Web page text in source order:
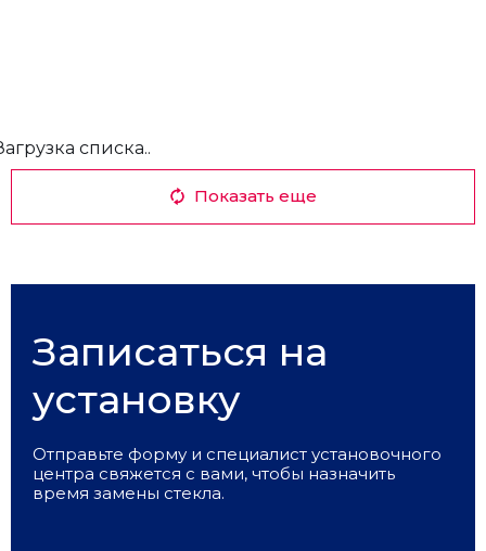
списка..
Показать еще
Записаться на
установку
Отправьте форму и специалист установочного
центра свяжется с вами, чтобы назначить
время замены стекла.